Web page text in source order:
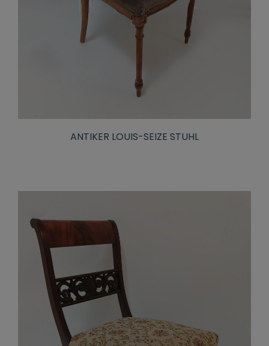
ANTIKER LOUIS-SEIZE STUHL